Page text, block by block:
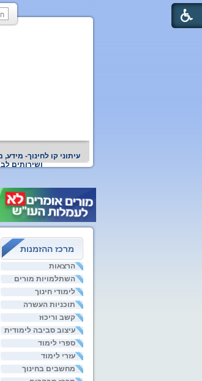
עיתוני קו לחינוך-
ושירותים
מרכז ההזמנות
הרצאות
השתלמויות מורים
לימודי חינוך
תוכניות העשרה
קשב וריכוז
עיצוב סביבה לימודית
ספרי לימוד
עזרי לימוד
מחשבים בחינוך